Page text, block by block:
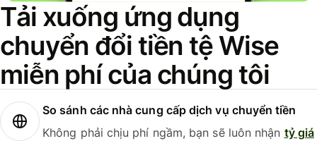
Tải xuống ứng dụng
chuyển đổi tiền tệ Wise
miễn phí của chúng tôi
So sánh các nhà cung cấp dịch vụ chuyển tiền
Không phải chịu phí ngầm, bạn sẽ luôn nhận tỷ giá